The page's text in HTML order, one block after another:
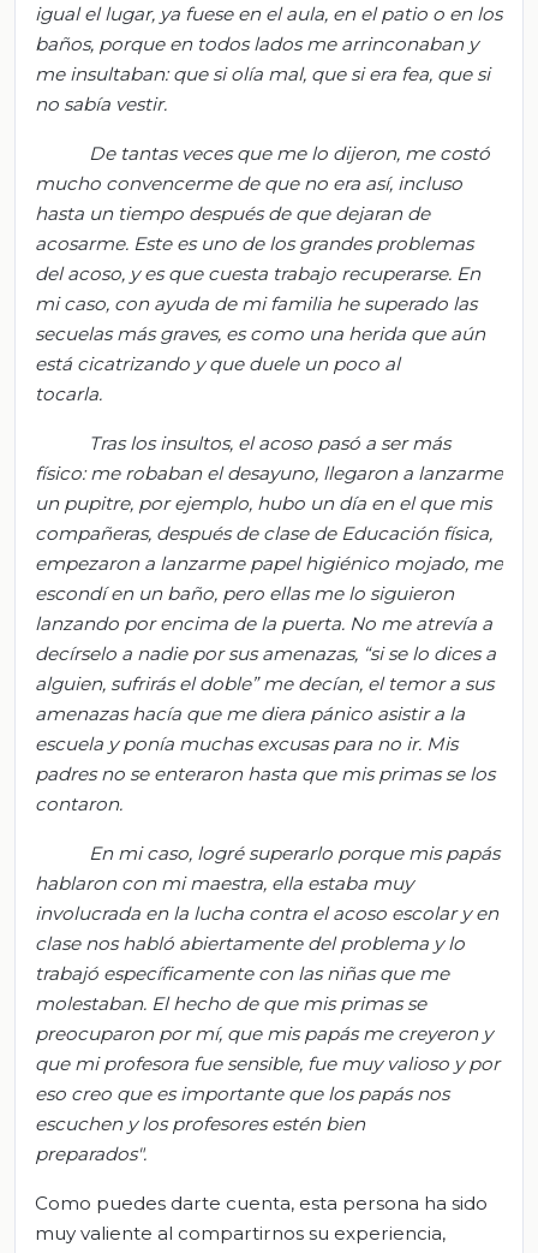
igual el lugar, ya fuese en el aula, en el patio o en los
baños, porque en todos ladosme arrinconaban y
me insultaban: que si olía mal, que si era fea, que si
no sabía vestir.
De tantas veces que me lo dijeron, me costó
mucho convencerme de que no era así, incluso
hasta un tiempo después de que dejaran de
acosarme. Este es uno de los grandes problemas
del acoso, y es que cuesta trabajo recuperarse. En
mi caso, con ayuda de mi familia he superado las
secuelas más graves, es como una herida que aún
está cicatrizando y que duele un poco al
tocarla.
Tras los insultos, el acoso pasó a ser más
físico: me robaban el desayuno, llegaron a lanzarme
un pupitre, por ejemplo, hubo un día en el que mis
compañeras, después de clase de Educación física,
empezaron a lanzarme papel higiénico mojado, me
escondí en un baño, pero ellas me lo siguieron
lanzando por encima de la puerta. No me atrevía a
decírselo a nadie por sus amenazas, “si se lo dices a
alguien, sufrirás el doble” me decían, el temor a sus
amenazas hacía que me diera pánico asistir a la
escuela y ponía muchas excusas para no ir. Mis
padres no se enteraron hasta que mis primas se los
contaron.
En mi caso, logré superarlo porque mis papás
hablaron con mi maestra, ella estaba muy
involucrada en la lucha contra el acoso escolar y en
clase nos habló abiertamente del problema y lo
trabajó específicamente con las niñas que me
molestaban. El hecho de que mis primas se
preocuparon por mí, que mis papás me creyeron y
que mi profesora fue sensible, fue muy valioso y por
eso creo que es importante que los papás nos
escuchen y los profesores estén bien
preparados".
Como puedes darte cuenta, esta persona ha sido
muy valiente al compartirnos su experiencia,